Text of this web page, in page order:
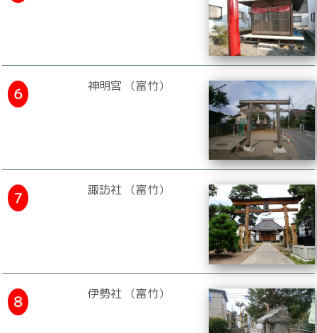
６ 神明宮 （富竹）
７ 諏訪社 （富竹）
８ 伊勢社 （富竹）